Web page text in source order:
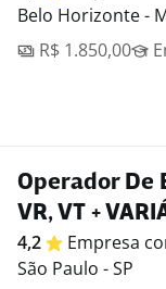
Belo Horizonte -
R$ 1.850,00
Operador De
VR, VT +
4,2 Empresa
São Paulo - SP